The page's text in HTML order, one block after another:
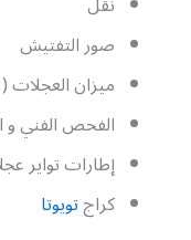
صور التفتيش
ميزان العجلات (
الفحص الفني و
إطارات تواير
كراجتويوتا